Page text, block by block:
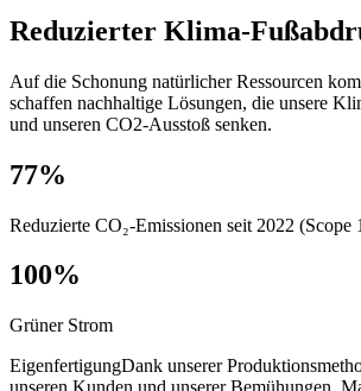
Reduzierter Klima-
Auf die Schonung natürlicher Ressourcen
schaffen nachhaltige Lösungen, die unsere
und unseren CO2-Ausstoß senken.
77%
Reduzierte CO₂‑Emissionen seit 2022 (Scope
100%
Grüner Strom
EigenfertigungDank unserer